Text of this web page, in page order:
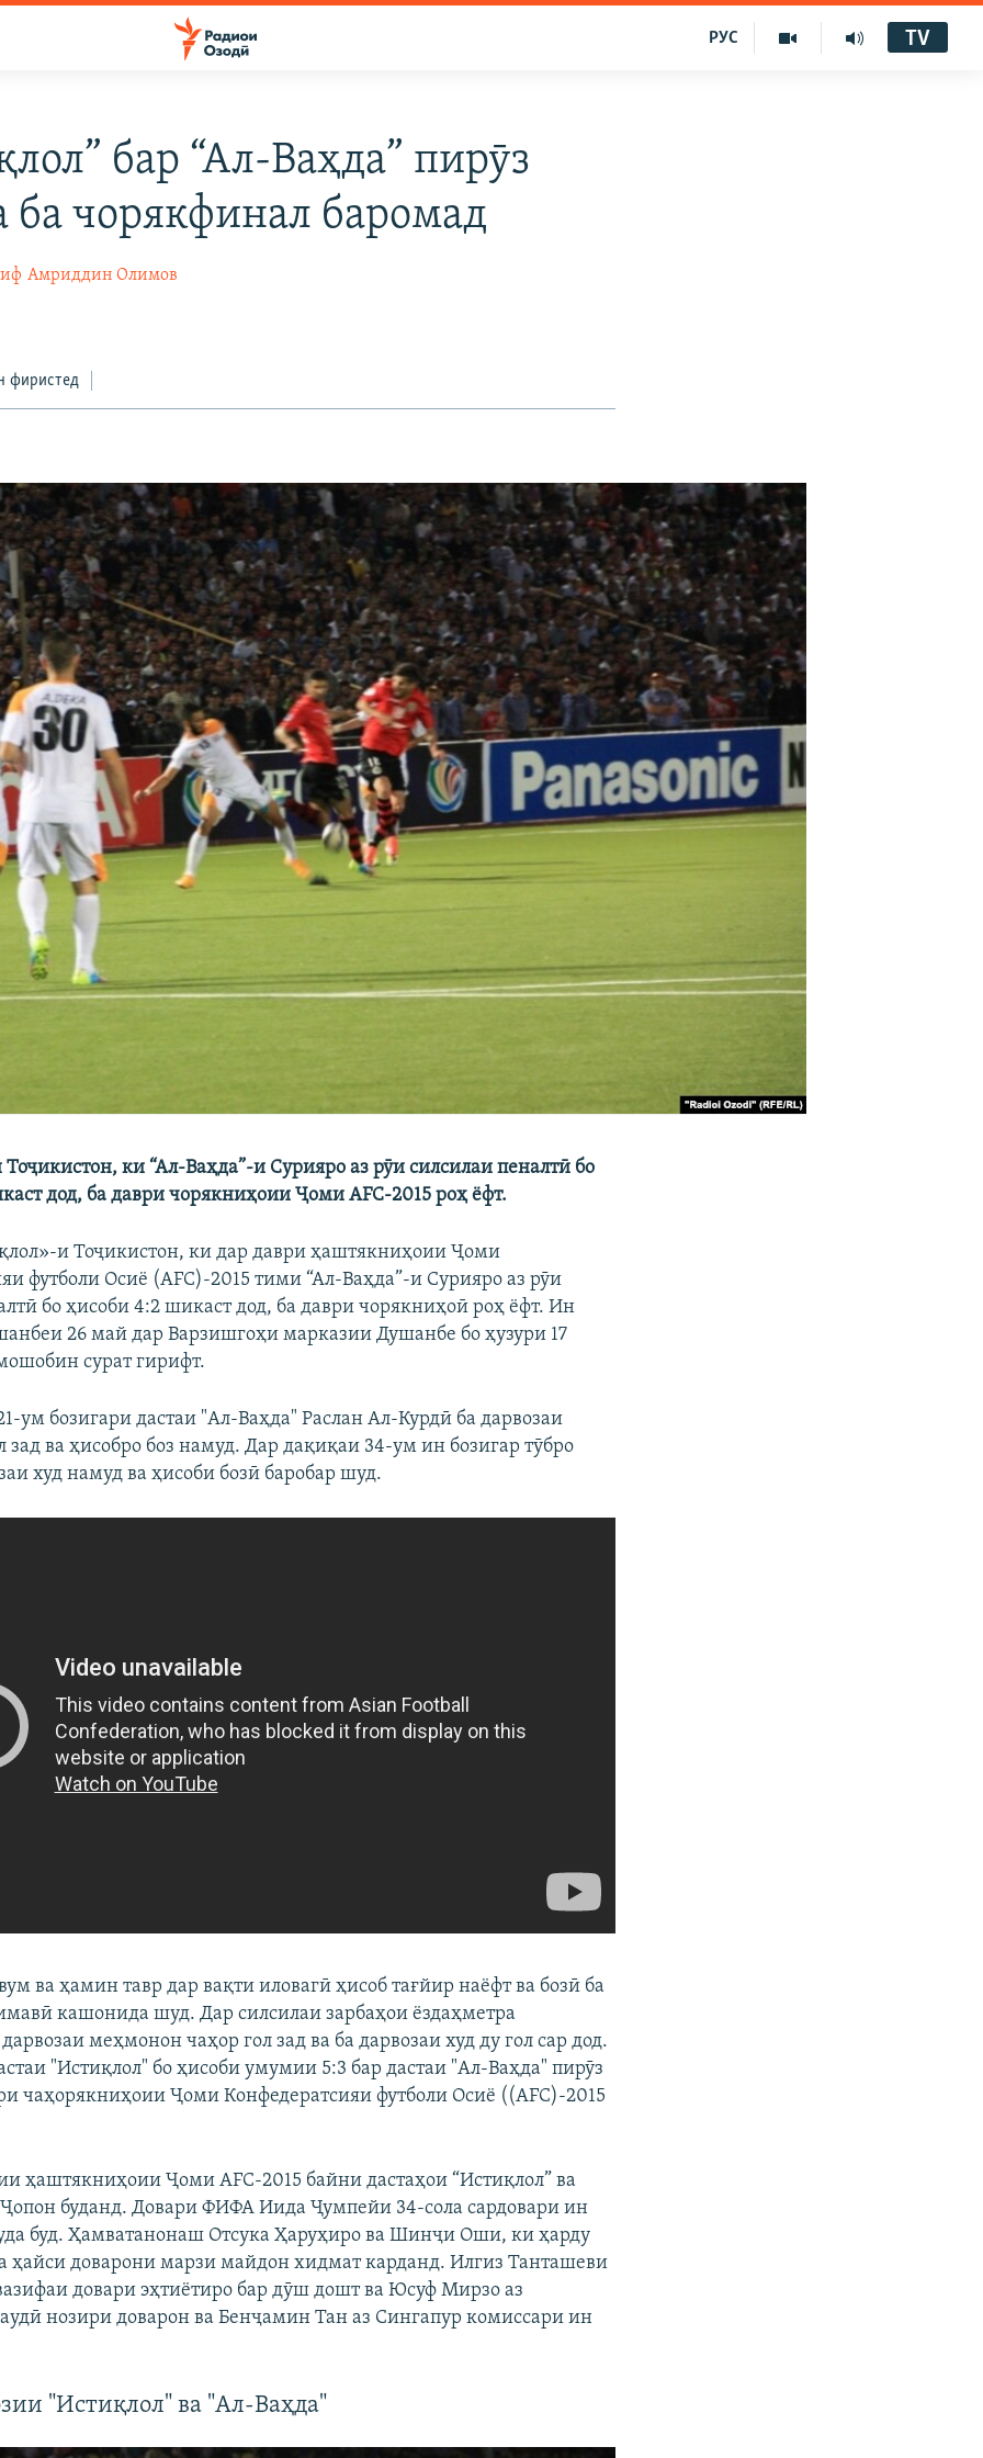
РУС TV
бар “Ал-Ваҳда” пирӯз
ба чорякфинал баромад
Амриддин Олимов
фиристед
ки “Ал-Ваҳда”-и Сурияро аз рӯи силсилаи пеналтӣ бо
дод, ба даври чорякниҳоии Ҷоми AFC-2015 роҳ ёфт.
и Тоҷикистон, ки дар даври ҳаштякниҳоии Ҷоми
футболи Осиё (AFC)-2015 тими “Ал-Ваҳда”-и Сурияро аз рӯи
бо ҳисоби 4:2 шикаст дод, ба даври чорякниҳоӣ роҳ ёфт. Ин
26 май дар Варзишгоҳи марказии Душанбе бо ҳузури 17
сурат гирифт.
ум бозигари дастаи "Ал-Ваҳда" Раслан Ал-Курдӣ ба дарвозаи
зад ва ҳисобро боз намуд. Дар дақиқаи 34-ум ин бозигар тӯбро
худ намуд ва ҳисоби бозӣ баробар шуд.
ва ҳамин тавр дар вақти иловагӣ ҳисоб тағйир наёфт ва бозӣ ба
кашонида шуд. Дар силсилаи зарбаҳои ёздаҳметра
меҳмонон чаҳор гол зад ва ба дарвозаи худ ду гол сар дод.
"Истиқлол" бо ҳисоби умумии 5:3 бар дастаи "Ал-Ваҳда" пирӯз
чаҳорякниҳоии Ҷоми Конфедератсияи футболи Осиё ((AFC)-2015
ҳаштякниҳоии Ҷоми AFC-2015 байни дастаҳои “Истиқлол” ва
Ҷопон буданд. Довари ФИФА Иида Ҷумпейи 34-сола сардовари ин
буд. Ҳамватанонаш Отсука Ҳаруҳиро ва Шинҷи Оши, ки ҳарду
ҳайси доварони марзи майдон хидмат карданд. Илгиз Танташеви
довари эҳтиётиро бар дӯш дошт ва Юсуф Мирзо аз
нозири доварон ва Бенҷамин Тан аз Сингапур комиссари ин
"Истиқлол" ва "Ал-Ваҳда"